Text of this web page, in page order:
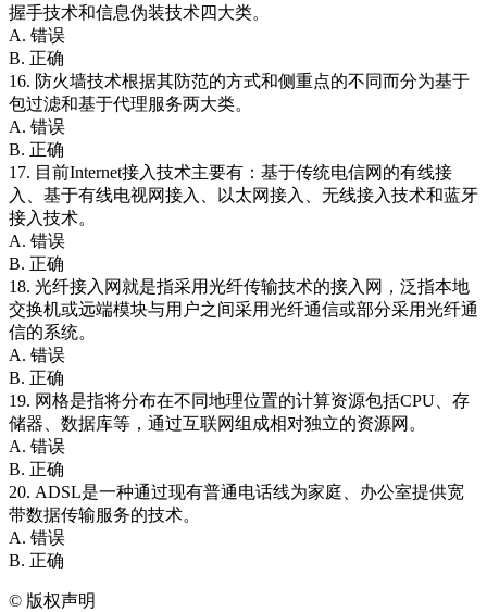
握手技术和信息伪装技术四大类。
A. 错误
B. 正确
16. 防火墙技术根据其防范的方式和侧重点的不同而分为基于
包过滤和基于代理服务两大类。
A. 错误
B. 正确
17. 目前Internet接入技术主要有：基于传统电信网的有线接
入、基于有线电视网接入、以太网接入、无线接入技术和蓝牙
接入技术。
A. 错误
B. 正确
18. 光纤接入网就是指采用光纤传输技术的接入网，泛指本地
交换机或远端模块与用户之间采用光纤通信或部分采用光纤通
信的系统。
A. 错误
B. 正确
19. 网格是指将分布在不同地理位置的计算资源包括CPU、存
储器、数据库等，通过互联网组成相对独立的资源网。
A. 错误
B. 正确
20. ADSL是一种通过现有普通电话线为家庭、办公室提供宽
带数据传输服务的技术。
A. 错误
B. 正确
© 版权声明